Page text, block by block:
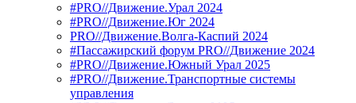
#PRO//Движение.Урал 2024
#PRO//Движение.Юг 2024
PRO//Движение.Волга-Каспий 2024
#Пассажирский форум PRO//Движение 2024
#PRO//Движение.Южный Урал 2025
#PRO//Движение.Транспортные системы
управления